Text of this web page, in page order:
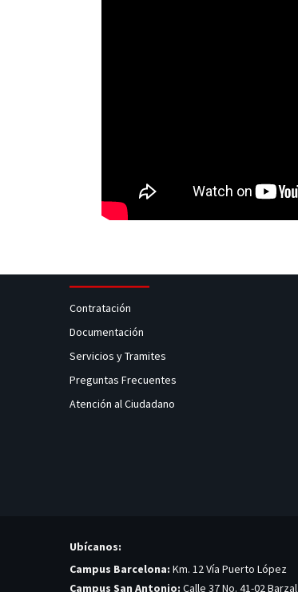
Contratación
Documentación
Servicios y Tramites
Preguntas Frecuentes
Atención al Ciudadano
Ubícanos:
Campus Barcelona: Km. 12 Vía Puerto López
Campus San Antonio: Calle 37 No. 41-02 Barzal